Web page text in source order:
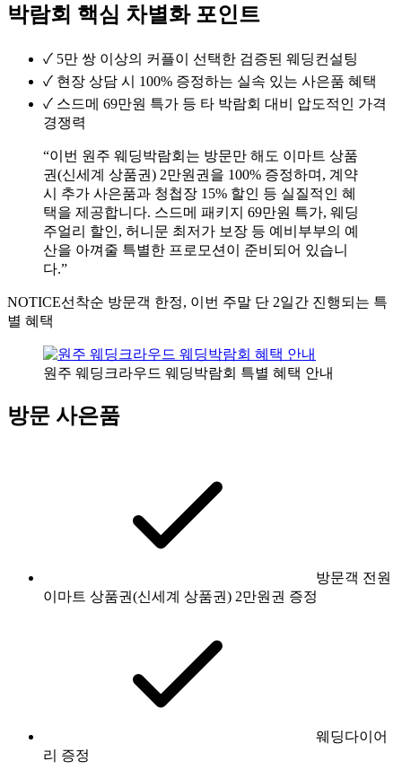
박람회 핵심 차별화 포인트
✓ 5만 쌍 이상의 커플이 선택한 검증된 웨딩컨설팅
✓ 현장 상담 시 100% 증정하는 실속 있는 사은품 혜택
✓ 스드메 69만원 특가 등 타 박람회 대비 압도적인 가격
경쟁력
“이번 원주 웨딩박람회는 방문만 해도 이마트 상품
권(신세계 상품권) 2만원권을 100% 증정하며, 계약
시 추가 사은품과 청첩장 15% 할인 등 실질적인 혜
택을 제공합니다. 스드메 패키지 69만원 특가, 웨딩
주얼리 할인, 허니문 최저가 보장 등 예비부부의 예
산을 아껴줄 특별한 프로모션이 준비되어 있습니
다.”
NOTICE선착순 방문객 한정, 이번 주말 단 2일간 진행되는 특
별 혜택
원주 웨딩크라우드 웨딩박람회 특별 혜택 안내
방문 사은품
방문객 전원
이마트 상품권(신세계 상품권) 2만원권 증정
웨딩다이어
리 증정